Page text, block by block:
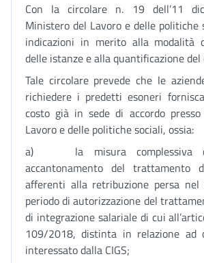
Con la circolare n. 19 dell’11
Ministero del Lavoro e delle
indicazioni in merito alla modalità
delle istanze e alla quantificazione del
Tale circolare prevede che le
richiedere i predetti esoneri
costo già in sede di accordo
Lavoro e delle politiche sociali, ossia:
a) la misura complessiva
accantonamento del trattamento
afferenti alla retribuzione persa nel
periodo di autorizzazione del
di integrazione salariale di cui
109/2018, distinta in relazione ad
interessato dalla CIGS;